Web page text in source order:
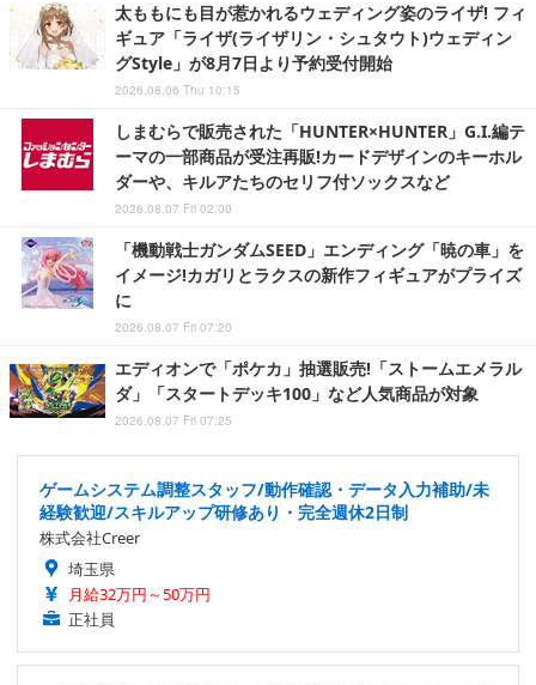
太ももにも目が惹かれるウェディング姿のライザ! フィ
ギュア「ライザ(ライザリン・シュタウト)ウェディン
グStyle」が8月7日より予約受付開始
2026.08.06 Thu 10:15
しまむらで販売された「HUNTER×HUNTER」G.I.編テ
ーマの一部商品が受注再販!カードデザインのキーホル
ダーや、キルアたちのセリフ付ソックスなど
2026.08.07 Fri 02:00
「機動戦士ガンダムSEED」エンディング「暁の車」を
イメージ!カガリとラクスの新作フィギュアがプライズ
に
2026.08.07 Fri 07:20
エディオンで「ポケカ」抽選販売!「ストームエメラル
ダ」「スタートデッキ100」など人気商品が対象
2026.08.07 Fri 07:25
ゲームシステム調整スタッフ/動作確認・データ入力補助/未
経験歓迎/スキルアップ研修あり・完全週休2日制
株式会社Creer
埼玉県
月給32万円～50万円
正社員